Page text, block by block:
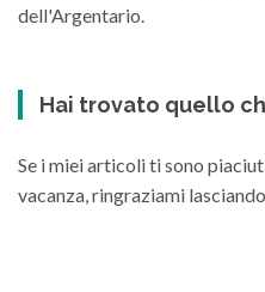
dell'Argentario.
Hai trovato quello
Se i miei articoli ti sono
vacanza, ringraziami